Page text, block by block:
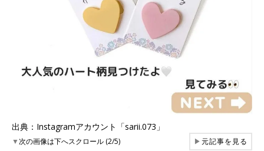
出典：Instagramアカウント「sarii.073」
▼次の画像は下へスクロール (2/5) ▶元記事を見る